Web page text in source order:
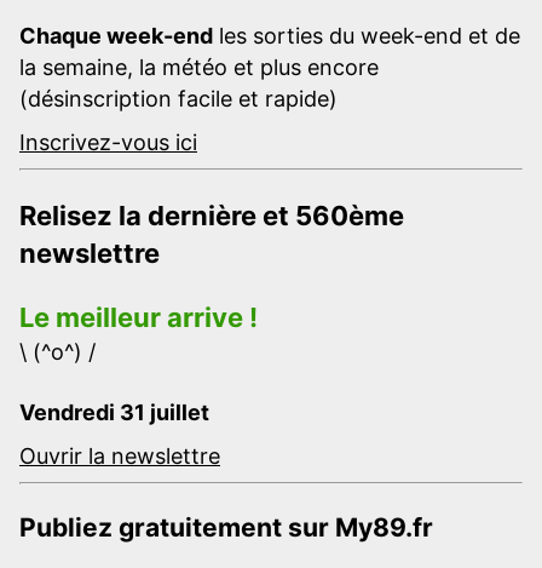
Chaque week-end les sorties du week-end et de
la semaine, la météo et plus encore
(désinscription facile et rapide)
Inscrivez-vous ici
Relisez la dernière et 560ème
newslettre
Le meilleur arrive !
\ (^o^) /
Vendredi 31 juillet
Ouvrir la newslettre
Publiez gratuitement sur My89.fr